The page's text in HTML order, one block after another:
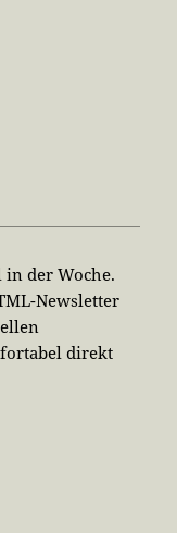
der Woche.
Newsletter
direkt